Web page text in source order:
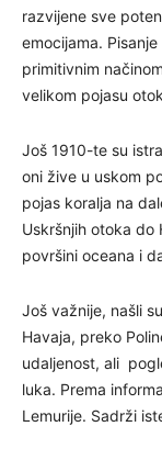
razvijene sve
emocijama.
primitivnim
velikom pojasu
Još 1910-te su
oni žive u uskom
pojas koralja na
Uskršnjih otoka do
površini oceana i
Još važnije, našli
Havaja, preko
udaljenost, ali
luka. Prema
Lemurije. Sadrži